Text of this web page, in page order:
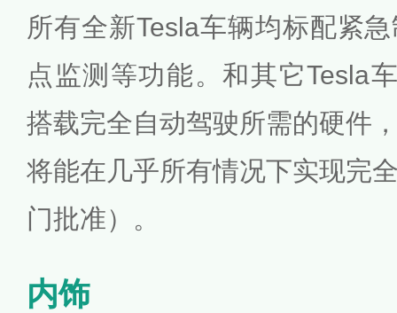
所有全新Tesla车辆均标配紧
点监测等功能。和其它Tesla
搭载完全自动驾驶所需的硬件
将能在几乎所有情况下实现完
门批准）。
内饰